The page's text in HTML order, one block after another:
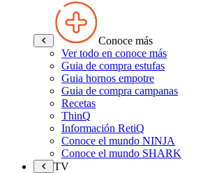
Conoce más
Ver todo en conoce más
Guia de compra estufas
Guia hornos empotre
Guia de compra campanas
Recetas
ThinQ
Información RetiQ
Conoce el mundo NINJA
Conoce el mundo SHARK
TV